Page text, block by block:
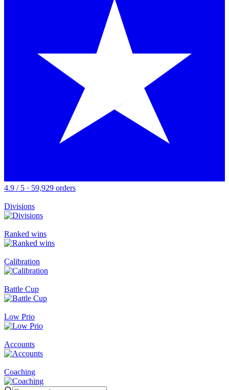
4.9 / 5 · 59,929 orders
Divisions
Ranked wins
Calibration
Battle Cup
Low Prio
Accounts
Coaching